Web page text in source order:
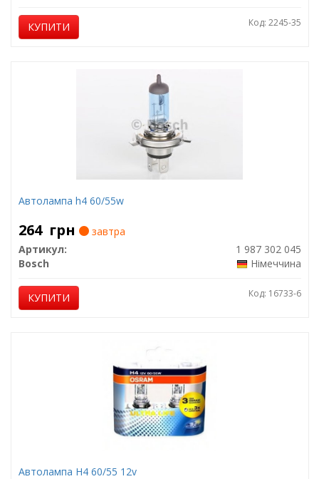
КУПИТИ Код: 2245-35
Автолампа h4 60/55w
264 грн
завтра
Артикул:
1 987 302 045
Bosch
Німеччина
КУПИТИ Код: 16733-6
Автолампа H4 60/55 12v